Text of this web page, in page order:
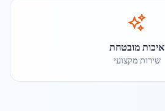
איכות מובטחת
שירות מקצועי